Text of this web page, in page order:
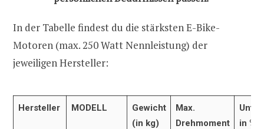
In der Tabelle findest du die stärksten E-Bike-
Motoren (max. 250 Watt Nennleistung) der
jeweiligen Hersteller:
Hersteller MODELL
Gewicht
(in kg)
Max.
Drehmoment
in %